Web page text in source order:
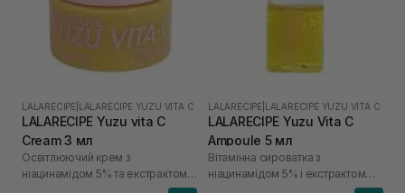
LALARECIPE LALARECIPE YUZU VITA C
LALARECIPE Yuzu vita C
Cream 3 мл
Освітлюючий крем з
ніацинамідом 5% та екстрактом
LALARECIPE LALARECIPE YUZU VITA C
LALARECIPE Yuzu Vita C
Ampoule 5 мл
Вітамінна сироватка з
ніацинамідом 5% і екстрактом